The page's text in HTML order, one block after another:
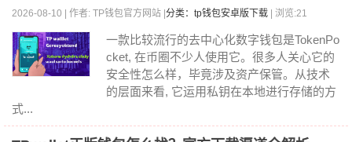
2026-08-10 | 作者: TP钱包官方网站 | 分类：tp钱包安卓版下载 | 浏览:21
一款比较流行的去中心化数字钱包是TokenPo
cket, 在币圈不少人使用它。很多人关心它的
安全性怎么样，毕竟涉及资产保管。从技术
的层面来看, 它运用私钥在本地进行存储的方
式...